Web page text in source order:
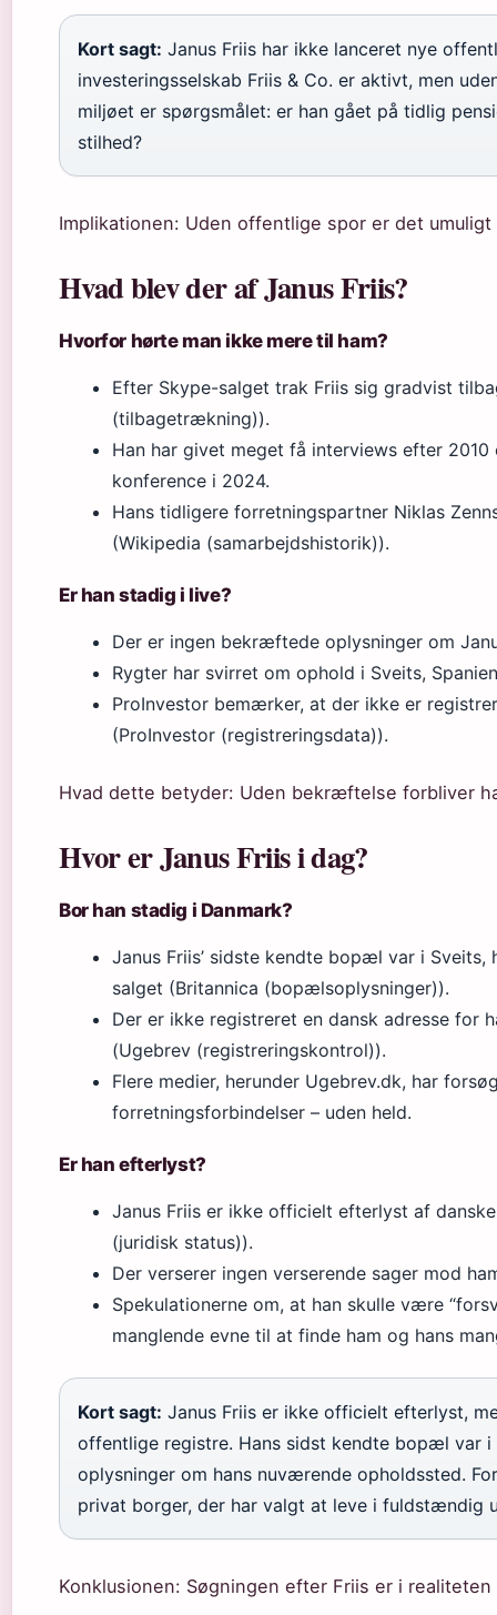
Kort sagt: Janus Friis har ikke lanceret nye
investeringsselskab Friis & Co. er aktivt, men
miljøet er spørgsmålet: er han gået på tidlig
stilhed?
Implikationen: Uden offentlige spor er det
Hvad blev der af Janus Friis?
Hvorfor hørte man ikke mere til ham?
Efter Skype-salget trak Friis sig gradvist
(tilbagetrækning)).
Han har givet meget få interviews efter
konference i 2024.
Hans tidligere forretningspartner Niklas
(Wikipedia (samarbejdshistorik)).
Er han stadig i live?
Der er ingen bekræftede oplysninger om
Rygter har svirret om ophold i Sveits,
ProInvestor bemærker, at der ikke er
(ProInvestor (registreringsdata)).
Hvad dette betyder: Uden bekræftelse forbliver
Hvor er Janus Friis i dag?
Bor han stadig i Danmark?
Janus Friis’ sidste kendte bopæl var i
salget (Britannica (bopælsoplysninger)).
Der er ikke registreret en dansk adresse for
(Ugebrev (registreringskontrol)).
Flere medier, herunder Ugebrev.dk, har
forretningsforbindelser – uden held.
Er han efterlyst?
Janus Friis er ikke officielt efterlyst af
(juridisk status)).
Der verserer ingen verserende sager mod
Spekulationerne om, at han skulle være
manglende evne til at finde ham og hans
Kort sagt: Janus Friis er ikke officielt efterlyst,
offentlige registre. Hans sidst kendte bopæl var
oplysninger om hans nuværende opholdssted.
privat borger, der har valgt at leve i fuldstændig
Konklusionen: Søgningen efter Friis er i